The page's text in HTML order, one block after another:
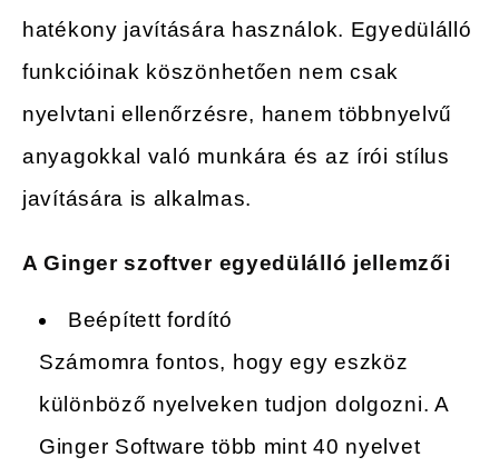
hatékony javítására használok. Egyedülálló
funkcióinak köszönhetően nem csak
nyelvtani ellenőrzésre, hanem többnyelvű
anyagokkal való munkára és az írói stílus
javítására is alkalmas.
A Ginger szoftver egyedülálló jellemzői
Beépített fordító
Számomra fontos, hogy egy eszköz
különböző nyelveken tudjon dolgozni. A
Ginger Software több mint 40 nyelvet